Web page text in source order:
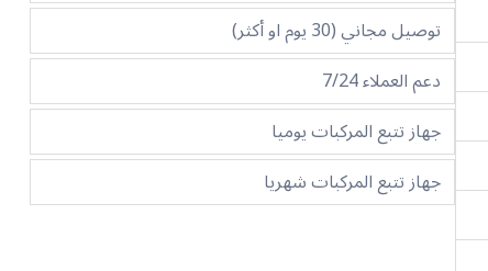
توصيل مجاني (30 يوم او أكثر)
دعم العملاء 7/24
جهاز تتبع المركبات يوميا
جهاز تتبع المركبات شهريا